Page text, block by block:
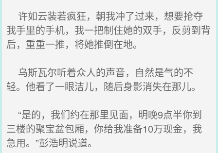
许如云装若疯狂，朝我冲了过来，想要抢夺
我手里的手机，我一把制住她的双手，反剪到背
后，重重一推，将她推倒在地。
乌斯瓦尔听着众人的声音，自然是气的不
轻。他看了一眼洁儿，随后身影消失在那儿。
“是的，我们约在那里见面，明晚9点半你到
三楼的聚宝盆包厢，你给我准备10万现金，我
急用。”彭浩明说道。